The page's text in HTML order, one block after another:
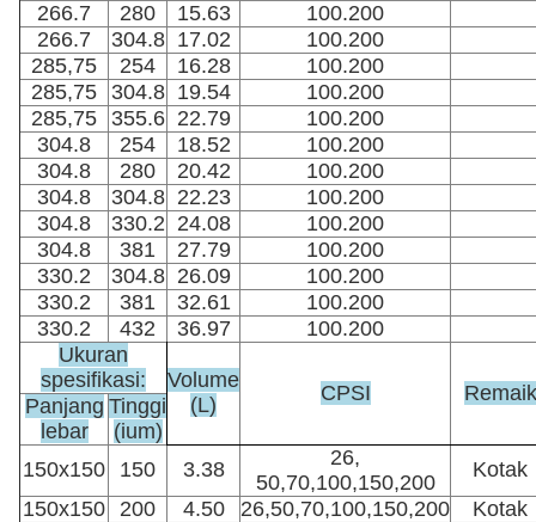
266.7
280 15.63
100.200
266.7
304.8 17.02
100.200
285,75
254 16.28
100.200
285,75
304.8 19.54
100.200
285,75
355.6 22.79
100.200
304.8
254 18.52
100.200
304.8
280 20.42
100.200
304.8
304.8 22.23
100.200
304.8
330.2 24.08
100.200
304.8
381 27.79
100.200
330.2
304.8 26.09
100.200
330.2
381 32.61
100.200
330.2
432 36.97
100.200
Ukuran
spesifikasi:
Volume
(L)
CPSI Remaik
Panjang
lebar
Tinggi
(ium)
150x150
150 3.38
26,
50,70,100,150,200
Kotak
150x150
200 4.50 26,50,70,100,150,200
Kotak